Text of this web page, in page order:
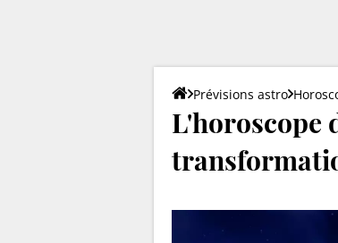
Prévisions astro
L'horoscope